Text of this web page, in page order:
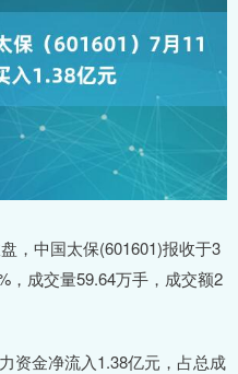
，中国太保(601601)报收于3
，成交量59.64万手，成交额2
资金净流入1.38亿元，占总成